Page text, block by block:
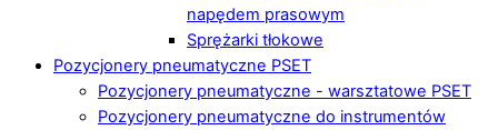
napędem prasowym
Sprężarki tłokowe
Pozycjonery pneumatyczne PSET
Pozycjonery pneumatyczne - warsztatowe PSET
Pozycjonery pneumatyczne do instrumentów